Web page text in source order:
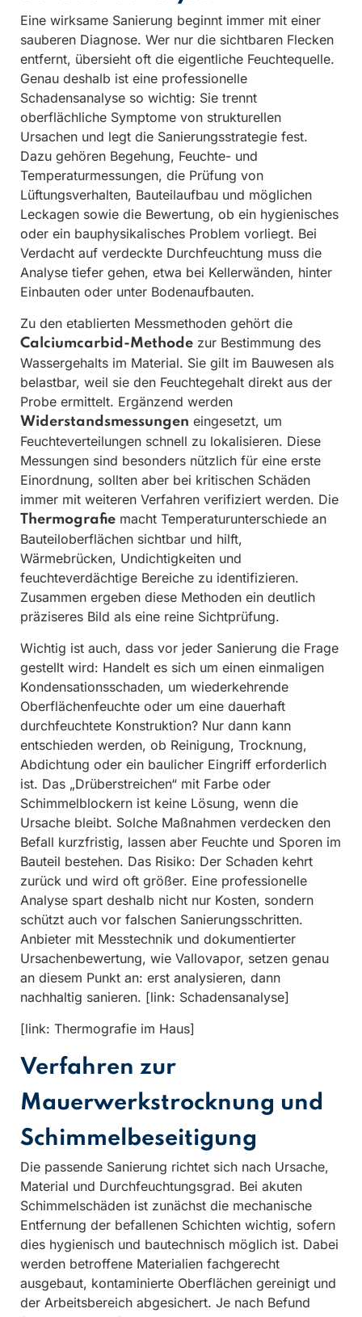
Eine wirksame Sanierung beginnt immer mit einer
sauberen Diagnose. Wer nur die sichtbaren Flecken
entfernt, übersieht oft die eigentliche Feuchtequelle.
Genau deshalb ist eine professionelle
Schadensanalyse so wichtig: Sie trennt
oberflächliche Symptome von strukturellen
Ursachen und legt die Sanierungsstrategie fest.
Dazu gehören Begehung, Feuchte- und
Temperaturmessungen, die Prüfung von
Lüftungsverhalten, Bauteilaufbau und möglichen
Leckagen sowie die Bewertung, ob ein hygienisches
oder ein bauphysikalisches Problem vorliegt. Bei
Verdacht auf verdeckte Durchfeuchtung muss die
Analyse tiefer gehen, etwa bei Kellerwänden, hinter
Einbauten oder unter Bodenaufbauten.
Zu den etablierten Messmethoden gehört die
Calciumcarbid-Methode zur Bestimmung des
Wassergehalts im Material. Sie gilt im Bauwesen als
belastbar, weil sie den Feuchtegehalt direkt aus der
Probe ermittelt. Ergänzend werden
Widerstandsmessungen eingesetzt, um
Feuchteverteilungen schnell zu lokalisieren. Diese
Messungen sind besonders nützlich für eine erste
Einordnung, sollten aber bei kritischen Schäden
immer mit weiteren Verfahren verifiziert werden. Die
Thermografie macht Temperaturunterschiede an
Bauteiloberflächen sichtbar und hilft,
Wärmebrücken, Undichtigkeiten und
feuchteverdächtige Bereiche zu identifizieren.
Zusammen ergeben diese Methoden ein deutlich
präziseres Bild als eine reine Sichtprüfung.
Wichtig ist auch, dass vor jeder Sanierung die Frage
gestellt wird: Handelt es sich um einen einmaligen
Kondensationsschaden, um wiederkehrende
Oberflächenfeuchte oder um eine dauerhaft
durchfeuchtete Konstruktion? Nur dann kann
entschieden werden, ob Reinigung, Trocknung,
Abdichtung oder ein baulicher Eingriff erforderlich
ist. Das „Drüberstreichen“ mit Farbe oder
Schimmelblockern ist keine Lösung, wenn die
Ursache bleibt. Solche Maßnahmen verdecken den
Befall kurzfristig, lassen aber Feuchte und Sporen im
Bauteil bestehen. Das Risiko: Der Schaden kehrt
zurück und wird oft größer. Eine professionelle
Analyse spart deshalb nicht nur Kosten, sondern
schützt auch vor falschen Sanierungsschritten.
Anbieter mit Messtechnik und dokumentierter
Ursachenbewertung, wie Vallovapor, setzen genau
an diesem Punkt an: erst analysieren, dann
nachhaltig sanieren. [link: Schadensanalyse]
[link: Thermografie im Haus]
Verfahren zur
Mauerwerkstrocknung und
Schimmelbeseitigung
Die passende Sanierung richtet sich nach Ursache,
Material und Durchfeuchtungsgrad. Bei akuten
Schimmelschäden ist zunächst die mechanische
Entfernung der befallenen Schichten wichtig, sofern
dies hygienisch und bautechnisch möglich ist. Dabei
werden betroffene Materialien fachgerecht
ausgebaut, kontaminierte Oberflächen gereinigt und
der Arbeitsbereich abgesichert. Je nach Befund